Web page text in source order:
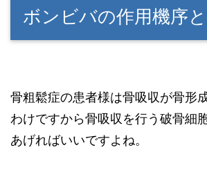
ボンビバの作用機序
骨粗鬆症の患者様は骨吸収が骨形
わけですから骨吸収を行う破骨細
あげればいいですよね。